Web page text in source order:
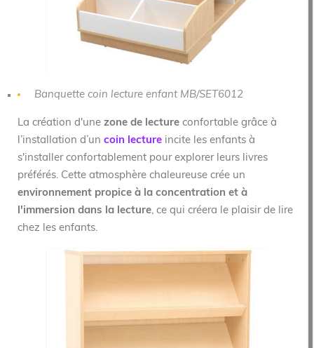
Banquette coin lecture enfant MB/SET6012
La création d'une zone de lecture confortable grâce à
l’installation d’un coin lecture incite les enfants à
s'installer confortablement pour explorer leurs livres
préférés. Cette atmosphère chaleureuse crée un
environnement propice à la concentration et à
l'immersion dans la lecture, ce qui créera le plaisir de lire
chez les enfants.